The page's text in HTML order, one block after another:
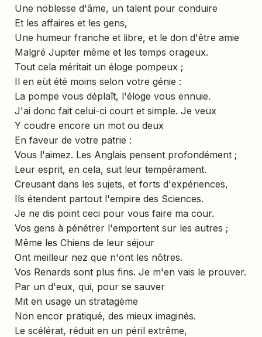
Une noblesse d'âme, un talent pour conduire
Et les affaires et les gens,
Une humeur franche et libre, et le don d'être amie
Malgré Jupiter même et les temps orageux.
Tout cela méritait un éloge pompeux ;
Il en eùt été moins selon votre génie :
La pompe vous déplaît, l'éloge vous ennuie.
J'ai donc fait celui-ci court et simple. Je veux
Y coudre encore un mot ou deux
En faveur de votre patrie :
Vous l'aimez. Les Anglais pensent profondément ;
Leur esprit, en cela, suit leur tempérament.
Creusant dans les sujets, et forts d'expériences,
Ils étendent partout l'empire des Sciences.
Je ne dis point ceci pour vous faire ma cour.
Vos gens à pénétrer l'emportent sur les autres ;
Même les Chiens de leur séjour
Ont meilleur nez que n'ont les nôtres.
Vos Renards sont plus fins. Je m'en vais le prouver.
Par un d'eux, qui, pour se sauver
Mit en usage un stratagème
Non encor pratiqué, des mieux imaginés.
Le scélérat, réduit en un péril extrême,